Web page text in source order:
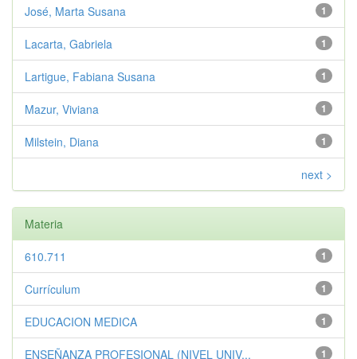
1
José, Marta Susana
1
Lacarta, Gabriela
1
Lartigue, Fabiana Susana
1
Mazur, Viviana
1
Milstein, Diana
next >
Materia
1
610.711
1
Currículum
1
EDUCACION MEDICA
1
ENSEÑANZA PROFESIONAL (NIVEL UNIV...